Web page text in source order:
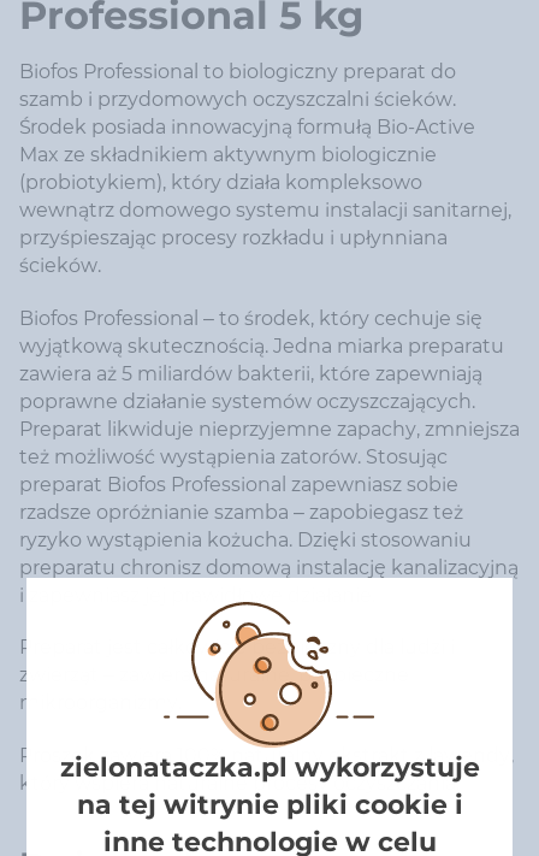
Professional 5 kg
Biofos Professional to biologiczny preparat do
szamb i przydomowych oczyszczalni ścieków.
Środek posiada innowacyjną formułą Bio-Active
Max ze składnikiem aktywnym biologicznie
(probiotykiem), który działa kompleksowo
wewnątrz domowego systemu instalacji sanitarnej,
przyśpieszając procesy rozkładu i upłynniana
ścieków.
Biofos Professional – to środek, który cechuje się
wyjątkową skutecznością. Jedna miarka preparatu
zawiera aż 5 miliardów bakterii, które zapewniają
poprawne działanie systemów oczyszczających.
Preparat likwiduje nieprzyjemne zapachy, zmniejsza
też możliwość wystąpienia zatorów. Stosując
preparat Biofos Professional zapewniasz sobie
rzadsze opróżnianie szamba – zapobiegasz też
ryzyko wystąpienia kożucha. Dzięki stosowaniu
preparatu chronisz domową instalację kanalizacyjną
i zapewniasz jej prawidłowe działanie.
Preparat jest całkowicie bezpieczny dla ludzi i
zwierząt – zawiera naturalne, bezpieczne
mikroorganizmy.
Proszek zawiera 100% naturalny ekstrakt z lawendy,
który wspiera naturalne procesy oczyszczania.
zielonataczka.pl wykorzystuje
na tej witrynie pliki cookie i
inne technologie w celu